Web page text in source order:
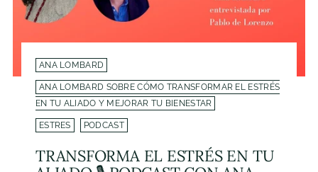
ANA LOMBARD
ANA LOMBARD SOBRE CÓMO TRANSFORMAR EL ESTRÉS
EN TU ALIADO Y MEJORAR TU BIENESTAR
ESTRES PODCAST
TRANSFORMA EL ESTRÉS EN TU